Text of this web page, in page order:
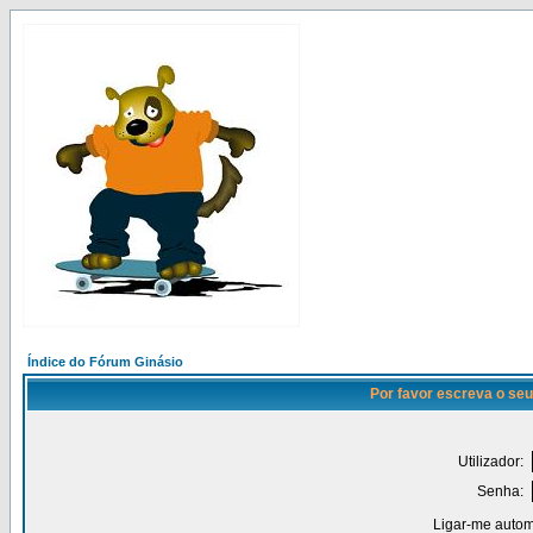
Índice do Fórum Ginásio
Por favor escreva o
Utilizador:
Senha:
Ligar-me